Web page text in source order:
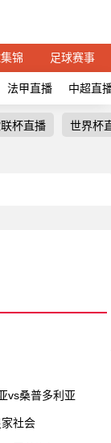
锦 足球赛事
法甲直播 中超直
联杯直播 世界杯
：09月26日 意杯第2轮 热那亚vs桑普多利亚
联杯 尼斯vs皇家社会